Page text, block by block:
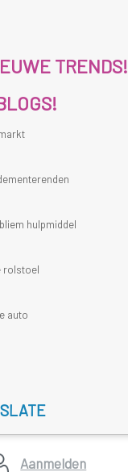
Aanmelden
TRENDS!
hulpmiddel
rolstoel
auto